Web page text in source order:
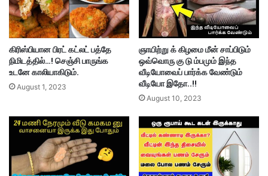
கிரிஸ்பியான பிரட் கட்லட் பத்தே
நிமிடத்தில்…! செஞ்சி பாருங்க
உடனே காலியாகிடும்.
August 1, 2023
ஞாயிற்று க் கிழமை மீன் சாப்பிடும்
ஒவ்வொரு கு டு ம்பமும் இந்த
வீடியோவைப் பார்க்க வேண்டும்
வீடியோ இதோ..!!
August 10, 2023